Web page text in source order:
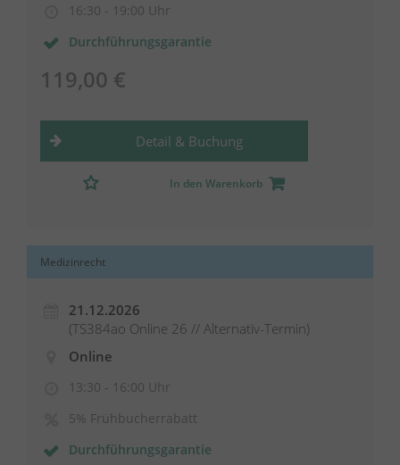
16:30 - 19:00 Uhr
Durchführungsgarantie
119,00 €
Detail & Buchung
In den Warenkorb
Medizinrecht
21.12.2026
(TS384ao Online 26 // Alternativ-Termin)
Online
13:30 - 16:00 Uhr
5% Frühbucherrabatt
Durchführungsgarantie